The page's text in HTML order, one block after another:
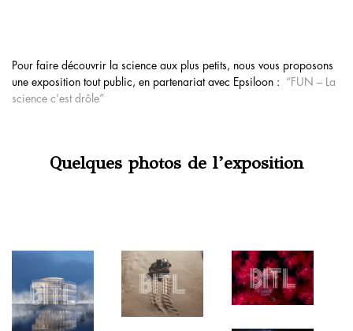
Pour faire découvrir la science aux plus petits, nous vous proposons
une exposition tout public, en partenariat avec Epsiloon : “FUN – La
science c’est drôle”
Quelques photos de l’exposition